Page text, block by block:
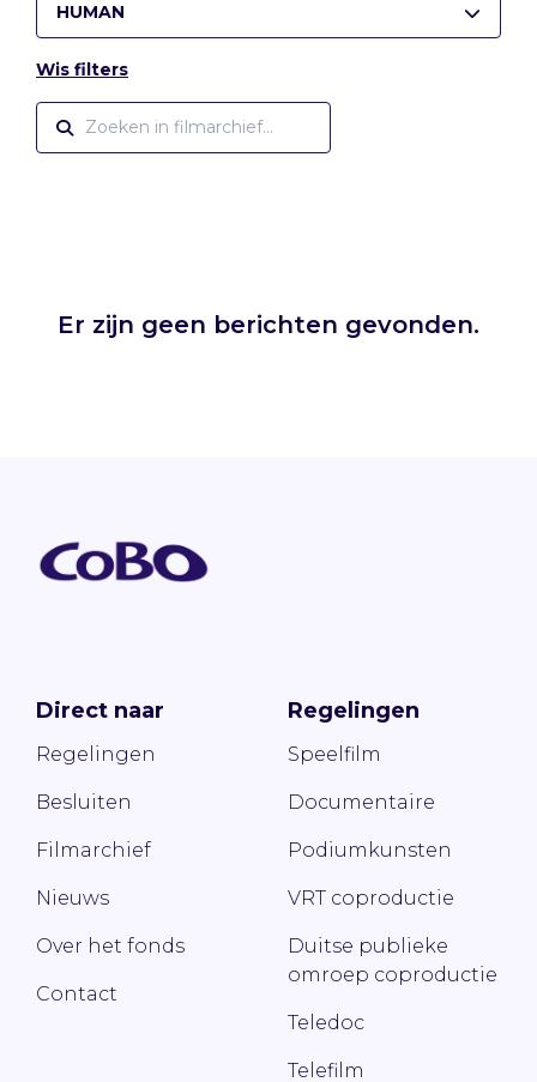
HUMAN
Wis filters
Er zijn geen berichten gevonden.
Direct naar
Regelingen
Besluiten
Filmarchief
Nieuws
Over het fonds
Contact
Regelingen
Speelfilm
Documentaire
Podiumkunsten
VRT coproductie
Duitse publieke
omroep coproductie
Teledoc
Telefilm